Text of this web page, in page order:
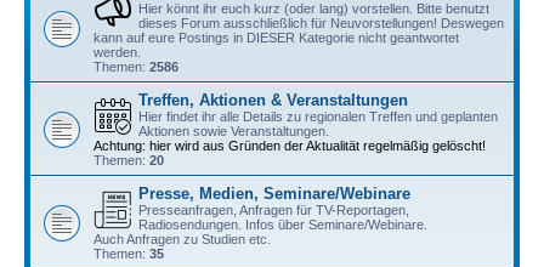
Hier könnt ihr euch kurz (oder lang) vorstellen. Bitte benutzt
dieses Forum ausschließlich für Neuvorstellungen! Deswegen
kann auf eure Postings in DIESER Kategorie nicht geantwortet
werden.
Themen: 2586
Treffen, Aktionen & Veranstaltungen
Hier findet ihr alle Details zu regionalen Treffen und geplanten
Aktionen sowie Veranstaltungen.
Achtung: hier wird aus Gründen der Aktualität regelmäßig gelöscht!
Themen: 20
Presse, Medien, Seminare/Webinare
Presseanfragen, Anfragen für TV-Reportagen,
Radiosendungen. Infos über Seminare/Webinare.
Auch Anfragen zu Studien etc.
Themen: 35